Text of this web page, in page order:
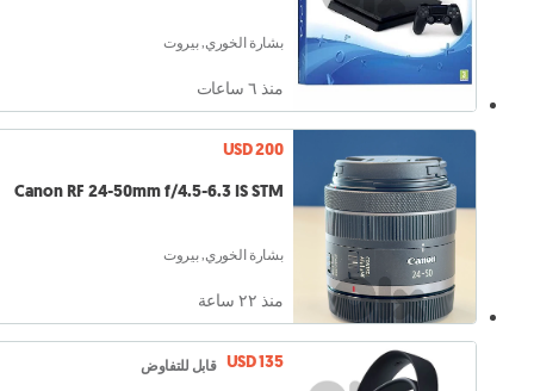
بشارة الخوري, بيروت
منذ ٦ ساعات
USD 200
Canon RF 24-50mm f/4.5-6.3 IS STM
بشارة الخوري, بيروت
منذ ٢٢ ساعة
USD 135 قابل للتفاوض